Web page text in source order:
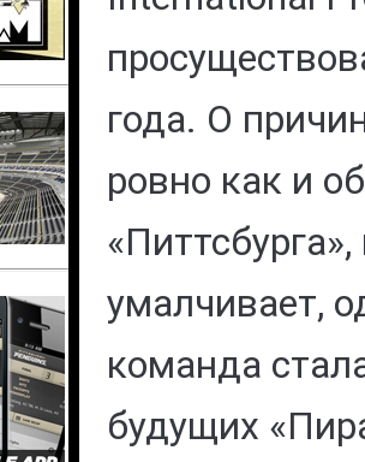
года. О
ровно как и
умалчивает,
команда
будущих